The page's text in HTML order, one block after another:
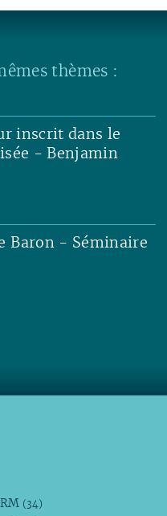
thèmes :
inscrit dans le
- Benjamin
Baron - Séminaire
(34)